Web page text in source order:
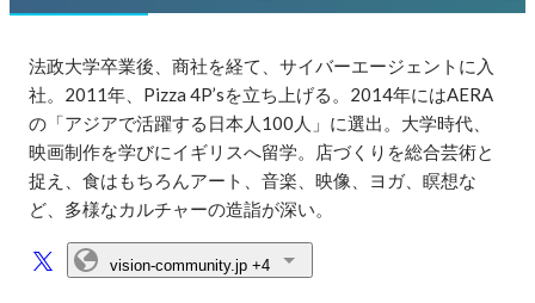
法政大学卒業後、商社を経て、サイバーエージェントに入
社。2011年、Pizza 4P’sを立ち上げる。2014年にはAERA
の「アジアで活躍する日本人100人」に選出。大学時代、
映画制作を学びにイギリスへ留学。店づくりを総合芸術と
捉え、食はもちろんアート、音楽、映像、ヨガ、瞑想な
ど、多様なカルチャーの造詣が深い。
vision-community.jp +4